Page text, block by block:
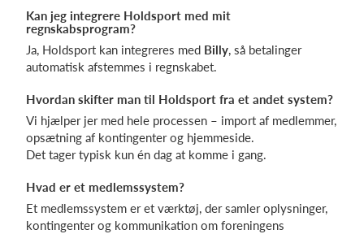
Kan jeg integrere Holdsport med mit
regnskabsprogram?
Ja, Holdsport kan integreres med Billy, så betalinger
automatisk afstemmes i regnskabet.
Hvordan skifter man til Holdsport fra et andet system?
Vi hjælper jer med hele processen – import af medlemmer,
opsætning af kontingenter og hjemmeside.
Det tager typisk kun én dag at komme i gang.
Hvad er et medlemssystem?
Et medlemssystem er et værktøj, der samler oplysninger,
kontingenter og kommunikation om foreningens